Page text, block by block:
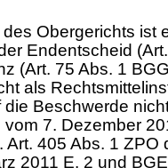
Obergerichts ist
Endentscheid (
(Art. 75 Abs. 1
als
Beschwerde
7. Dezember
Art. 405 Abs. 1 ZPO
2011 E. 2 und